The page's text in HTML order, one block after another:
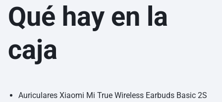
Qué hay en la
caja
Auriculares Xiaomi Mi True Wireless Earbuds Basic 2S